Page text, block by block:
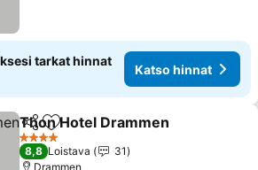
tarkat hinnat
Katso hinnat
Jaa Lisää suosikkeihin
Thon Hotel Drammen
4 Tähtiluokitus
8,8 Loistava
31
Drammen